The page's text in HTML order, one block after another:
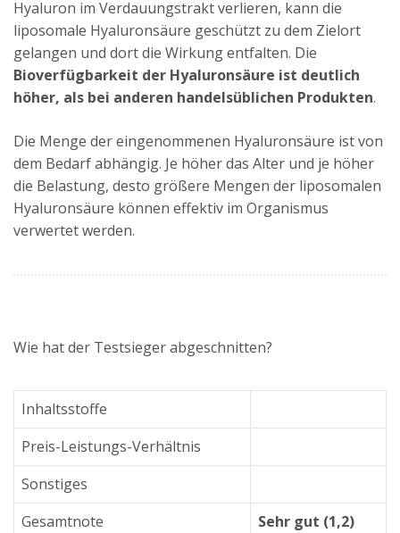
Hyaluron im Verdauungstrakt verlieren, kann die
liposomale Hyaluronsäure geschützt zu dem Zielort
gelangen und dort die Wirkung entfalten. Die
Bioverfügbarkeit der Hyaluronsäure ist deutlich
höher, als bei anderen handelsüblichen Produkten.
Die Menge der eingenommenen Hyaluronsäure ist von
dem Bedarf abhängig. Je höher das Alter und je höher
die Belastung, desto größere Mengen der liposomalen
Hyaluronsäure können effektiv im Organismus
verwertet werden.
Wie hat der Testsieger abgeschnitten?
Inhaltsstoffe
Preis-Leistungs-Verhältnis
Sonstiges
Gesamtnote
Sehr gut (1,2)